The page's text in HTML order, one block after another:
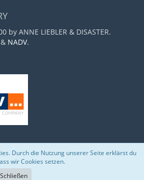
by ANNE LIEBLER & DISASTER.
& NADV.
Software:WoltLab Suite™
Durch die Nutzung unserer Seite erklärst du
wir Cookies setzen.
Schließen